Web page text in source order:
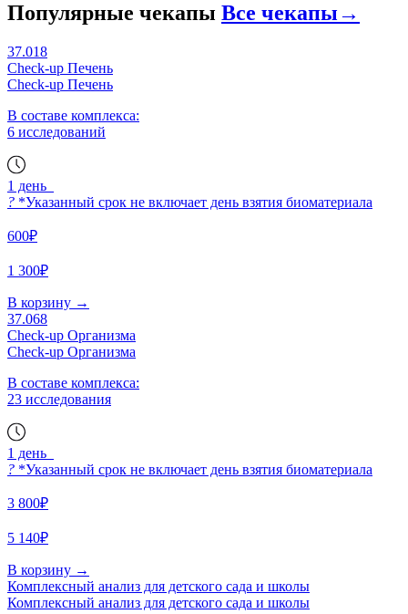
Популярные чекапы Все чекапы→
37.018
Check-up Печень
Check-up Печень
В составе комплекса:
6 исследований
1 день
? *Указанный срок не включает день взятия биоматериала
600₽
1 300₽
В корзину →
37.068
Check-up Организма
Check-up Организма
В составе комплекса:
23 исследования
1 день
? *Указанный срок не включает день взятия биоматериала
3 800₽
5 140₽
В корзину →
Комплексный анализ для детского сада и школы
Комплексный анализ для детского сада и школы